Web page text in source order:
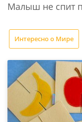
Малыш не спит
Интересно о Мире